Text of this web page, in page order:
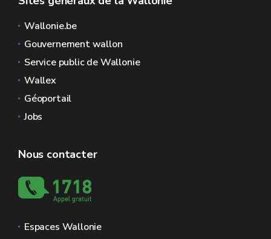
Wallonie.be
Gouvernement wallon
Service public de Wallonie
Wallex
Géoportail
Jobs
Nous contacter
Espaces Wallonie